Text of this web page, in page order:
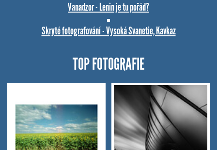
Vanadzor - Lenin je tu pořád?
Skryté fotografování - Vysoká Svanetie, Kavkaz
TOP FOTOGRAFIE